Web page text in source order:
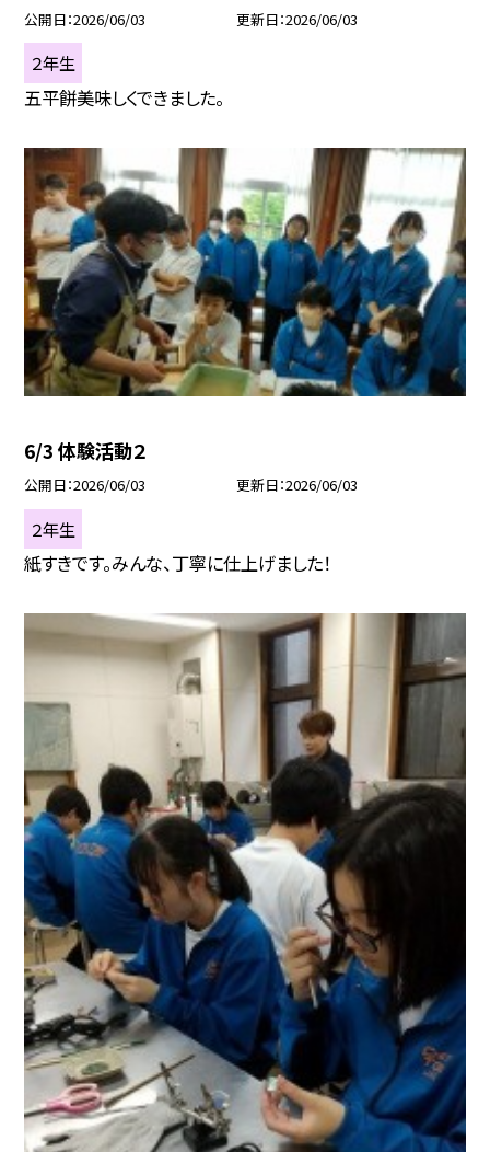
公開日 2026/06/03 更新日 2026/06/03
２年生
五平餅美味しくできました。
6/3 体験活動２
公開日 2026/06/03 更新日 2026/06/03
２年生
紙すきです。みんな、丁寧に仕上げました！